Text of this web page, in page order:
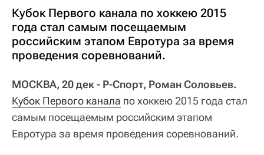
Кубок Первого канала по хоккею 2015
года стал самым посещаемым
российским этапом Евротура за время
проведения соревнований.
МОСКВА, 20 дек - Р-Спорт, Роман Соловьев.
Кубок Первого канала по хоккею 2015 года стал
самым посещаемым российским этапом
Евротура за время проведения соревнований.